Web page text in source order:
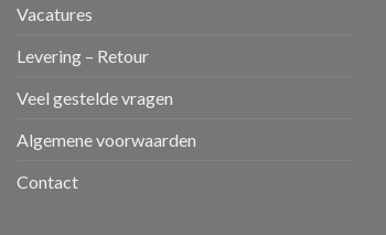
Vacatures
Levering – Retour
Veel gestelde vragen
Algemene voorwaarden
Contact